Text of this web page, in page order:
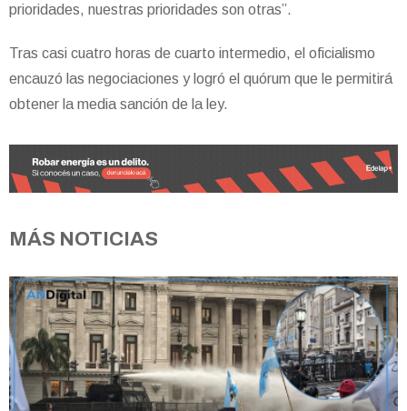
prioridades, nuestras prioridades son otras”.
Tras casi cuatro horas de cuarto intermedio, el oficialismo
encauzó las negociaciones y logró el quórum que le permitirá
obtener la media sanción de la ley.
MÁS NOTICIAS